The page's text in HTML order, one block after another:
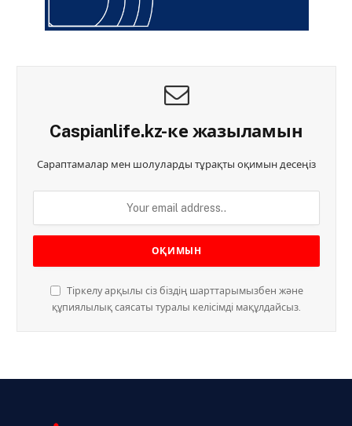
Caspianlife.kz-ке жазыламын
Сараптамалар мен шолуларды тұрақты оқимын десеңіз
Тіркелу арқылы сіз біздің шарттарымызбен және
құпиялылық саясаты туралы келісімді мақұлдайсыз.